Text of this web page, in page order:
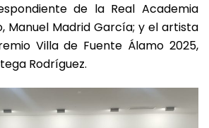
de la Real Academia
Manuel Madrid García; y el artista
Villa de Fuente Álamo 2025,
Rodríguez.